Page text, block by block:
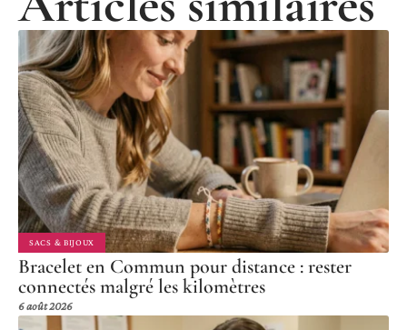
SACS & BIJOUX
Bracelet en Commun pour distance : rester
connectés malgré les kilomètres
6 août 2026